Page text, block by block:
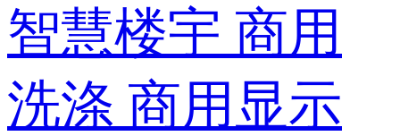
智慧楼宇 商用
洗涤 商用显示